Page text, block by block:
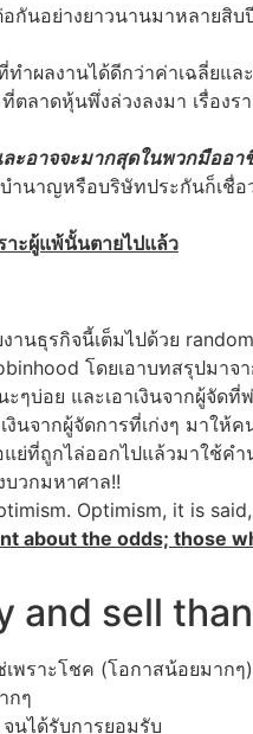
นอย่างยาวนานมาหลายสิ
ผลงานได้ดีกว่าค่าเฉลี่ยแ
ลาดหุ้นพึ่งล่วงลงมา เรื่อ
ะอาจจะมากสุดในพวกมือ
นาญหรือบริษัทประกันก็เชื่อ
าะผู้แพ้นั้นตายไปแล้ว
นธุรกิจนี้เต็มไปด้วย
โดยเอาบทสรุปมา
ๆบ่อย และเอาเงินจากผู้จัด
งินจากผู้จัดการที่เก่งๆ มา
แย่ที่ถูกไล่ออกไปแล้วมาใ
วกมหาศาล!!
Optimism, it is
about the odds; those
and sell
ราะโชค (โอกาสน้อยมา
กๆ
นได้รับการยอมรับ